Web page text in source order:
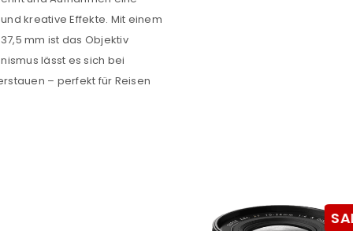
kreative Effekte. Mit einem
mm ist das Objektiv
lässt es sich bei
– perfekt für Reisen